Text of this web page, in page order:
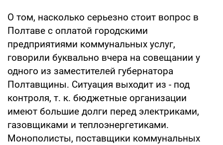
О том, насколько серьезно стоит вопрос в
Полтаве с оплатой городскими
предприятиями коммунальных услуг,
говорили буквально вчера на совещании у
одного из заместителей губернатора
Полтавщины. Ситуация выходит из - под
контроля, т. к. бюджетные организации
имеют большие долги перед электриками,
газовщиками и теплоэнергетиками.
Монополисты, поставщики коммунальных